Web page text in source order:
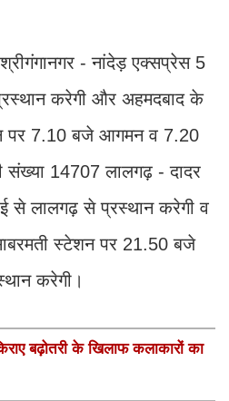
- नांदेड़ एक्सप्रेस 5
करेगी और अहमदबाद के
पर 7.10 बजे आगमन व 7.20
संख्या 14707 लालगढ़ - दादर
से लालगढ़ से प्रस्थान करेगी व
स्टेशन पर 21.50 बजे
करेगी।
बढ़ोतरी के खिलाफ कलाकारों का